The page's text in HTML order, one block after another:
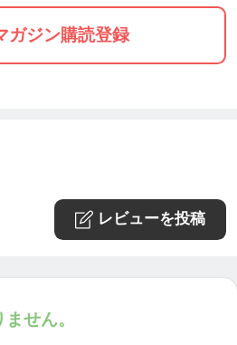
ガジン購読登録
レビューを投稿
せん。